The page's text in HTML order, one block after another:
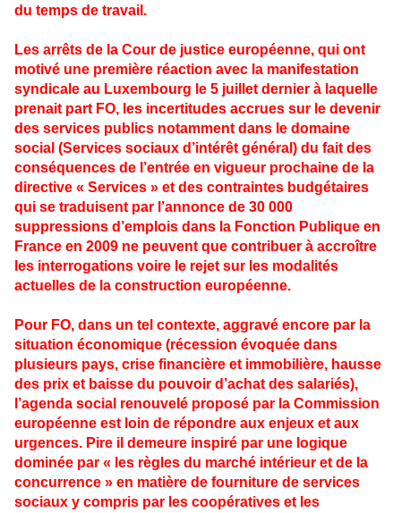
du temps de travail.
Les arrêts de la Cour de justice européenne, qui ont
motivé une première réaction avec la manifestation
syndicale au Luxembourg le 5 juillet dernier à laquelle
prenait part FO, les incertitudes accrues sur le devenir
des services publics notamment dans le domaine
social (Services sociaux d’intérêt général) du fait des
conséquences de l’entrée en vigueur prochaine de la
directive « Services » et des contraintes budgétaires
qui se traduisent par l’annonce de 30 000
suppressions d’emplois dans la Fonction Publique en
France en 2009 ne peuvent que contribuer à accroître
les interrogations voire le rejet sur les modalités
actuelles de la construction européenne.
Pour FO, dans un tel contexte, aggravé encore par la
situation économique (récession évoquée dans
plusieurs pays, crise financière et immobilière, hausse
des prix et baisse du pouvoir d’achat des salariés),
l’agenda social renouvelé proposé par la Commission
européenne est loin de répondre aux enjeux et aux
urgences. Pire il demeure inspiré par une logique
dominée par « les règles du marché intérieur et de la
concurrence » en matière de fourniture de services
sociaux y compris par les coopératives et les